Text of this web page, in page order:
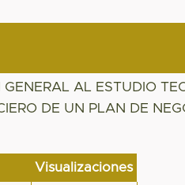
GENERAL AL ESTUDIO
DE UN PLAN DE
Visualizaciones